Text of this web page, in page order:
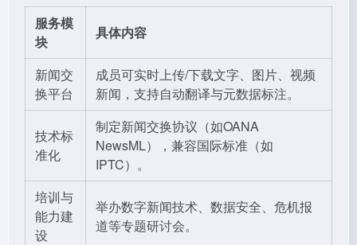
服务模
块
具体内容
新闻交
换平台
成员可实时上传/下载文字、图片、视频
新闻，支持自动翻译与元数据标注。
技术标
准化
制定新闻交换协议（如OANA
NewsML），兼容国际标准（如
IPTC）。
培训与
能力建
设
举办数字新闻技术、数据安全、危机报
道等专题研讨会。